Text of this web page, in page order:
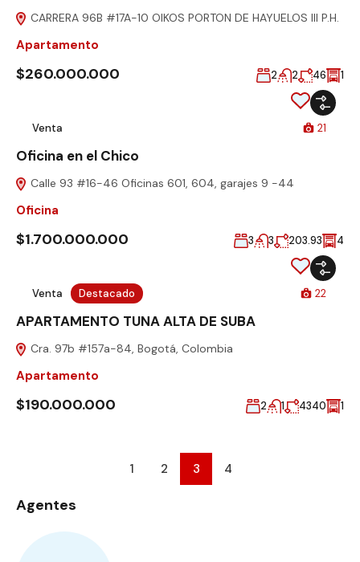
CARRERA 96B #17A-10 OIKOS PORTON DE HAYUELOS III P.H.
Apartamento
$260.000.000 2 2 46 1
Venta 21
Oficina en el Chico
Calle 93 #16-46 Oficinas 601, 604, garajes 9 -44
Oficina
$1.700.000.000 3 3 203.93 4
Venta Destacado 22
APARTAMENTO TUNA ALTA DE SUBA
Cra. 97b #157a-84, Bogotá, Colombia
Apartamento
$190.000.000 2 1 4340 1
1 2 3 4
Agentes